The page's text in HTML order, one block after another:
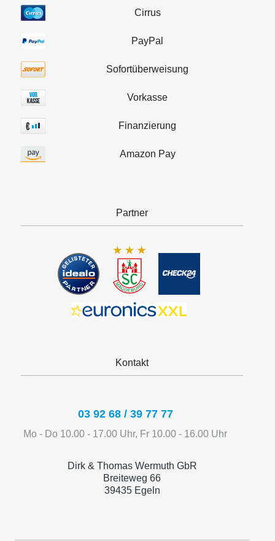
Cirrus
PayPal
Sofortüberweisung
Vorkasse
Finanzierung
Amazon Pay
Partner
Kontakt
03 92 68 / 39 77 77
Mo - Do 10.00 - 17.00 Uhr, Fr 10.00 - 16.00 Uhr
Dirk & Thomas Wermuth GbR
Breiteweg 66
39435 Egeln